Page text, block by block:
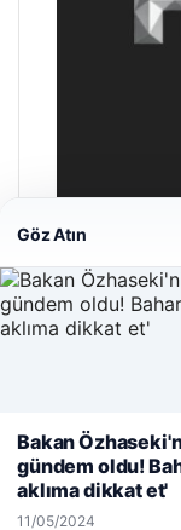
Hastaş Beton
26/05/2026
© 2026 Hasix.org –
deneyiminizi
kullanıyoruz.Çerez
Göz Atın
Bakan
gündem oldu!
aklıma dikkat et'
11/05/2024